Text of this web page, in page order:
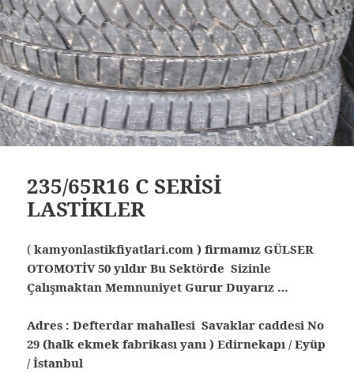
235/65R16 C SERİSİ
LASTİKLER
( kamyonlastikfiyatlari.com ) firmamız GÜLSER
OTOMOTİV 50 yıldır Bu Sektörde Sizinle
Çalışmaktan Memnuniyet Gurur Duyarız …
Adres : Defterdar mahallesi Savaklar caddesi No
29 (halk ekmek fabrikası yanı ) Edirnekapı / Eyüp
/ İstanbul